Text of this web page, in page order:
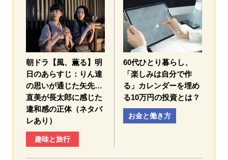
朝ドラ【風、薫る】明
日のあらすじ：​りん達
の思いが通じた矢先…
直美が長太郎に感じた
違和感の正体（ネタバ
レあり）
趣味と旅行
60代ひとり暮らし、
「楽しみは自分で作
る」カレンダーを埋め
る10万円の投資とは？
お金と働き方